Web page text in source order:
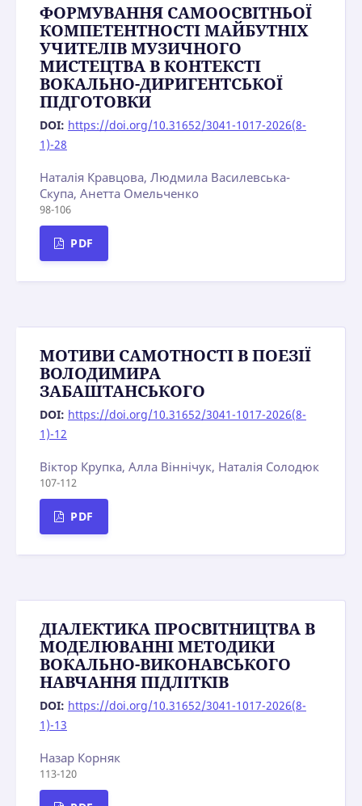
ФОРМУВАННЯ САМООСВІТНЬОЇ
КОМПЕТЕНТНОСТІ МАЙБУТНІХ
УЧИТЕЛІВ МУЗИЧНОГО
МИСТЕЦТВА В КОНТЕКСТІ
ВОКАЛЬНО-ДИРИГЕНТСЬКОЇ
ПІДГОТОВКИ
DOI: https://doi.org/10.31652/3041-1017-2026(8-
1)-28
Наталія Кравцова, Людмила Василевська-
Скупа, Анетта Омельченко
98-106
PDF
МОТИВИ CAMOTHOCTI B ПОЕЗІЇ
ВОЛОДИМИРА
ЗАБАШТАНСЬКОГО
DOI: https://doi.org/10.31652/3041-1017-2026(8-
1)-12
Віктор Крупка, Алла Віннічук, Наталія Солодюк
107-112
PDF
ДІАЛЕКТИКА ПРОСВІТНИЦТВА В
МОДЕЛЮВАННІ МЕТОДИКИ
ВОКАЛЬНО-ВИКОНАВСЬКОГО
НАВЧАННЯ ПІДЛІТКІВ
DOI: https://doi.org/10.31652/3041-1017-2026(8-
1)-13
Назар Корняк
113-120